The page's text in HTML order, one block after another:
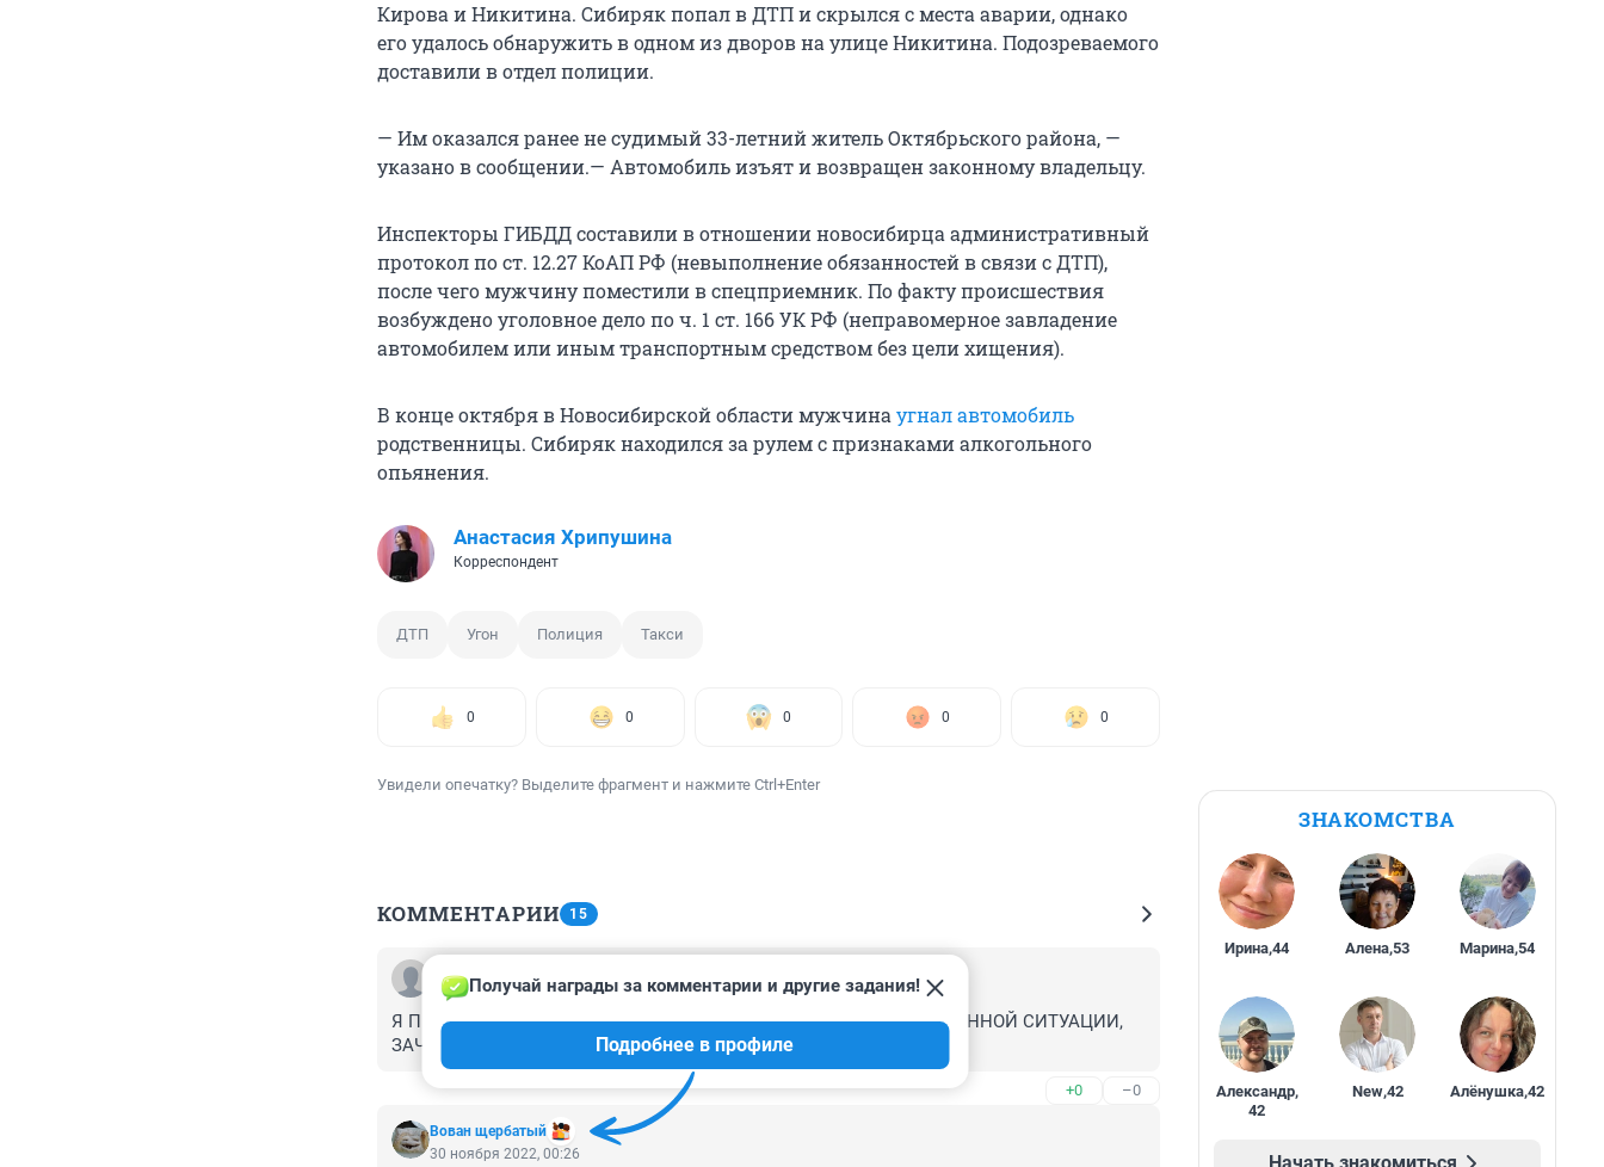
Кирова и Никитина. Сибиряк попал в ДТП и скрылся с места аварии, однако
его удалось обнаружить в одном из дворов на улице Никитина. Подозреваемого
доставили в отдел полиции.
— Им оказался ранее не судимый 33-летний житель Октябрьского района, —
указано в сообщении.— Автомобиль изъят и возвращен законному владельцу.
Инспекторы ГИБДД составили в отношении новосибирца административный
протокол по ст. 12.27 КоАП РФ (невыполнение обязанностей в связи с ДТП),
после чего мужчину поместили в спецприемник. По факту происшествия
возбуждено уголовное дело по ч. 1 ст. 166 УК РФ (неправомерное завладение
автомобилем или иным транспортным средством без цели хищения).
В конце октября в Новосибирской области мужчина угнал автомобиль
родственницы. Сибиряк находился за рулем с признаками алкогольного
опьянения.
Анастасия Хрипушина
Корреспондент
ДТП Угон Полиция Такси
0 0 0 0 0
Увидели опечатку? Выделите фрагмент и нажмите Ctrl+Enter
КОММЕНТАРИИ 15
30 ноября 2022, 10:10
Я ПРОСТО НЕПОНИМАЮ, ЧТО ИЛИ КТО УПРАВЛЯЕТ ЛЮДЬМИ В ДАННОЙ СИТУАЦИИ,
ЗАЧЕМ?????
+0 –0
Вован щербатый
Получай награды за комментарии и другие задания!
Подробнее в профиле
30 ноября 2022, 00:26
ЗНАКОМСТВА
Ирина,44 Алена,53 Марина,54
Александр,
42
New,42 Алёнушка,42